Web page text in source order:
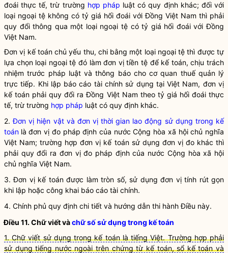
đoái thực tế, trừ trường hợp pháp luật có quy định khác; đối với
loại ngoại tệ không có tỷ giá hối đoái với Đồng Việt Nam thì phải
quy đổi thông qua một loại ngoại tệ có tỷ giá hối đoái với Đồng
Việt Nam.
Đơn vị kế toánchủ yếu thu, chi bằng một loại ngoại tệ thì được tự
lựa chọn loại ngoại tệ đó làm đơn vị tiền tệ để kế toán, chịu trách
nhiệm trước pháp luậtvà thông báo cho cơ quan thuế quản lý
trực tiếp. Khi lập báo cáo tài chính sử dụng tại Việt Nam, đơn vị
kế toán phải quy đổi ra Đồng Việt Nam theo tỷ giá hối đoái thực
tế, trừ trường hợp pháp luật có quy định khác.
2.Đơn vị hiện vật và đơn vị thời gian lao động sử dụng trong kế
toán là đơn vị đo pháp định của nước Cộng hòa xã hội chủ nghĩa
Việt Nam; trường hợpđơn vị kế toánsử dụng đơn vị đo khác thì
phải quy đổi ra đơn vị đo pháp định của nước Cộng hòa xã hội
chủ nghĩa Việt Nam.
3.Đơn vị kế toánđược làm tròn số, sử dụng đơn vị tính rút gọn
khi lập hoặc công khai báo cáo tài chính.
4. Chính phủ quy định chi tiết và hướng dẫn thi hành Điều này.
Điều 11. Chữ viết vàchữ số sử dụng trong kế toán
1. Chữ viết sử dụng trong kế toán là tiếng Việt. Trường hợp phải
sử dụng tiếng nước ngoài trên chứng từ kế toán, sổ kế toán và